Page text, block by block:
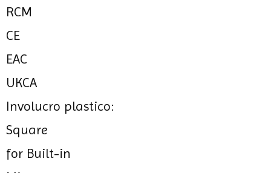
RCM
CE
EAC
UKCA
Involucro plastico:
Square
for Built-in